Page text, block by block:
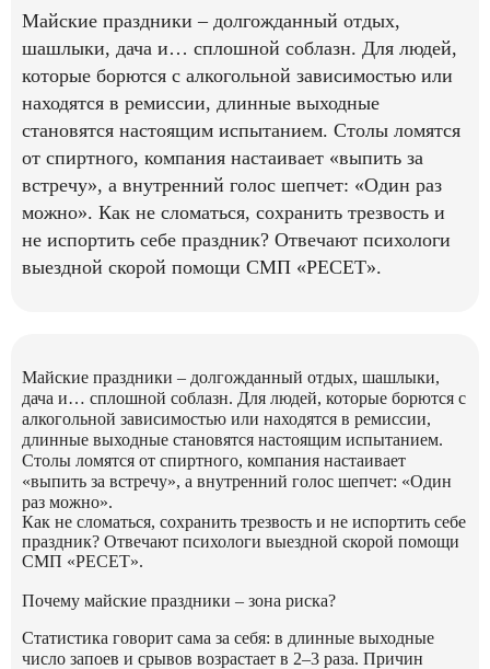
Майские праздники – долгожданный отдых,
шашлыки, дача и… сплошной соблазн. Для людей,
которые борются с алкогольной зависимостью или
находятся в ремиссии, длинные выходные
становятся настоящим испытанием. Столы ломятся
от спиртного, компания настаивает «выпить за
встречу», а внутренний голос шепчет: «Один раз
можно». Как не сломаться, сохранить трезвость и
не испортить себе праздник? Отвечают психологи
выездной скорой помощи СМП «РЕСЕТ».
Майские праздники – долгожданный отдых, шашлыки,
дача и… сплошной соблазн. Для людей, которые борются с
алкогольной зависимостью или находятся в ремиссии,
длинные выходные становятся настоящим испытанием.
Столы ломятся от спиртного, компания настаивает
«выпить за встречу», а внутренний голос шепчет: «Один
раз можно».
Как не сломаться, сохранить трезвость и не испортить себе
праздник? Отвечают психологи выездной скорой помощи
СМП «РЕСЕТ».
Почему майские праздники – зона риска?
Статистика говорит сама за себя: в длинные выходные
число запоев и срывов возрастает в 2–3 раза. Причин